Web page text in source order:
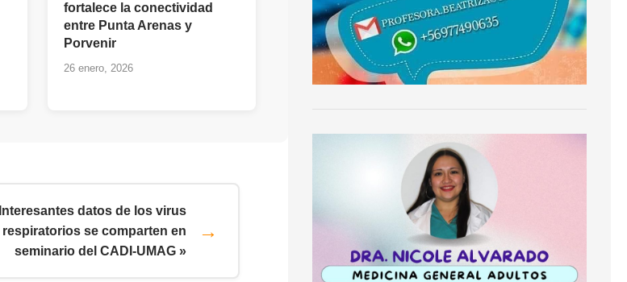
fortalece la conectividad
entre Punta Arenas y
Porvenir
26 enero, 2026
Interesantes datos de los virus
respiratorios se comparten en
seminario del CADI-UMAG »